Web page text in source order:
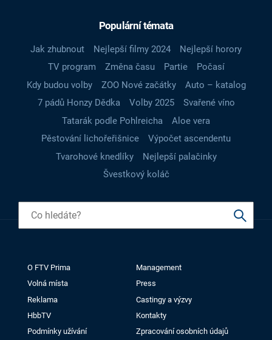
Populární témata
Jak zhubnout Nejlepší filmy 2024
Nejlepší horory
TV program
Změna času Partie
Počasí
Kdy budou volby
ZOO Nové začátky
Auto – katalog
7 pádů Honzy Dědka
Volby 2025
Svařené víno
Tatarák podle Pohlreicha
Aloe vera
Pěstování lichořeřišnice
Výpočet ascendentu
Tvarohové knedlíky
Nejlepší palačinky
Švestkový koláč
O FTV Prima
Management
Volná místa
Press
Reklama
Castingy a výzvy
HbbTV
Kontakty
Podmínky užívání
Zpracování osobních údajů